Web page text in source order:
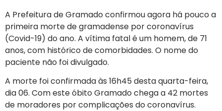
A Prefeitura de Gramado confirmou agora há pouco a
primeira morte de gramadense por coronavírus
(Covid-19) do ano. A vítima fatal é um homem, de 71
anos, com histórico de comorbidades. O nome do
paciente não foi divulgado.
A morte foi confirmada às 16h45 desta quarta-feira,
dia 06. Com este óbito Gramado chega a 42 mortes
de moradores por complicações do coronavírus.